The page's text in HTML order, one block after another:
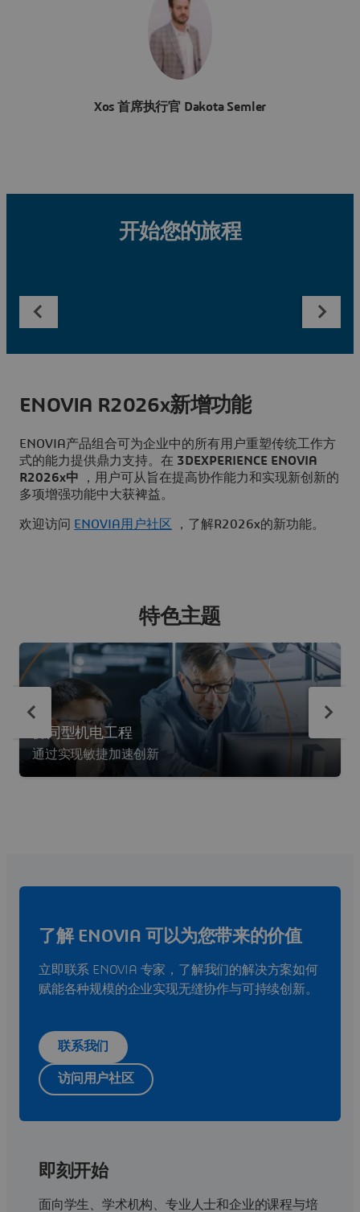
Xos 首席执行官 Dakota Semler
开始您的旅程
ENOVIA R2026x新增功能
ENOVIA产品组合可为企业中的所有用户重塑传统工作方
式的能力提供鼎力支持。在 3DEXPERIENCE ENOVIA
R2026x中
，用户可从旨在提高协作能力和实现新创新的
多项增强功能中大获裨益。
欢迎访问 ENOVIA用户社区 ，了解R2026x的新功能。
特色主题
协同型机电工程
通过实现敏捷加速创新
了解 ENOVIA 可以为您带来的价值
立即联系 ENOVIA 专家，了解我们的解决方案如何
赋能各种规模的企业实现无缝协作与可持续创新。
联系我们
访问用户社区
即刻开始
面向学生、学术机构、专业人士和企业的课程与培